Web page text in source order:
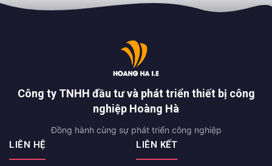
Công ty TNHH đầu tư và phát triển thiết bị công
nghiệp Hoàng Hà
Đồng hành cùng sự phát triển công nghiệp
LIÊN HỆ LIÊN KẾT